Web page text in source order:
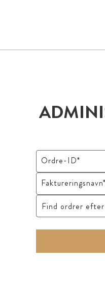
Ordre-ID*
Faktureringsnavn*